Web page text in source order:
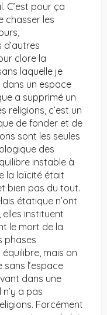
C’est pour ça
chasser les
clore la
laquelle je
dans un espace
a supprimé un
religions, c’est un
de fonder et de
sont les seules
des
instable à
la laïcité était
bien pas du tout.
étatique n’ont
instituent
le mort de la
phases
mais on
l’espace
dans une
a pas
Forcément